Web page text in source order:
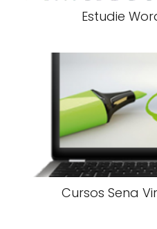
Estudie
Cursos Sena